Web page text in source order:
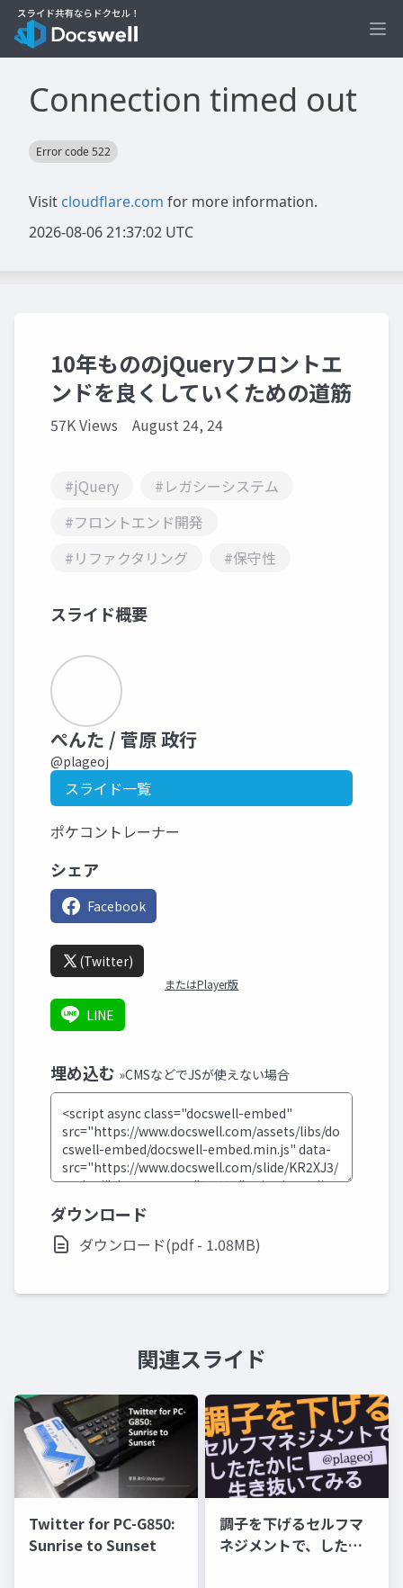
10年もののjQueryフロントエ
ンドを良くしていくための道筋
57K Views August 24, 24
#jQuery
#レガシーシステム
#フロントエンド開発
#リファクタリング
#保守性
スライド概要
ぺんた / 菅原 政行
@plageoj
スライド一覧
ポケコントレーナー
シェア
Facebook
(Twitter)
またはPlayer版
LINE
埋め込む »CMSなどでJSが使えない場合
ダウンロード
ダウンロード(pdf - 1.08MB)
関連スライド
Twitter for PC-G850:
Sunrise to Sunset
調子を下げるセルフマ
ネジメントで、したた